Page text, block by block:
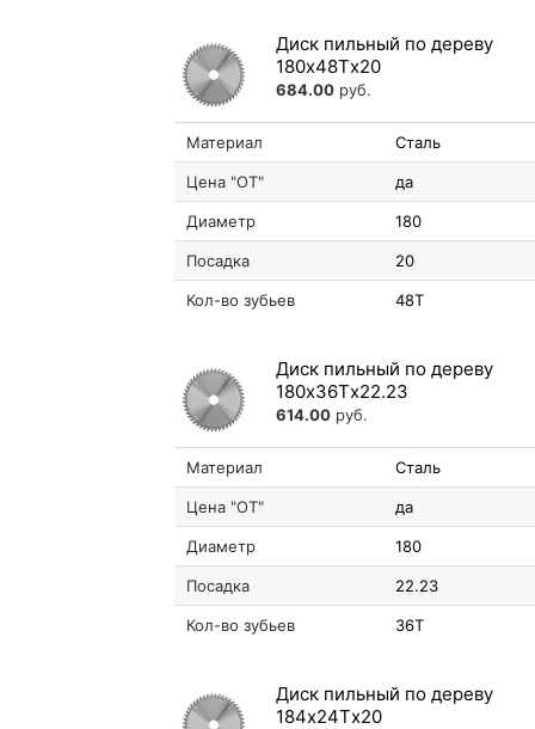
Диск пильный по дереву
180х48Tх20
684.00 руб.
Материал Сталь
Цена "ОТ" да
Диаметр 180
Посадка 20
Кол-во зубьев 48T
Диск пильный по дереву
180х36Tх22.23
614.00 руб.
Материал Сталь
Цена "ОТ" да
Диаметр 180
Посадка 22.23
Кол-во зубьев 36T
Диск пильный по дереву
184х24Tх20